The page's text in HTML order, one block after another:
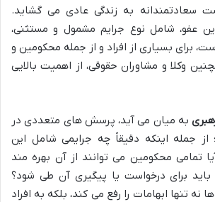
سعادتمندانه به زندگی عادی می گشاید.
عفو، شامل نوع جرایم مشمول و مستثنی،
برای بسیاری از افراد و از جمله محکومین و
وکلا و مشاوران حقوقی، از اهمیت بالایی
به میان می آید، پرسش های متعددی در
جمله اینکه دقیقاً چه جرایمی شامل این
محکومین می توانند از آن بهره مند
برای درخواست یا پیگیری آن طی شود؟
تنها ابهامات را رفع می کند، بلکه به افراد